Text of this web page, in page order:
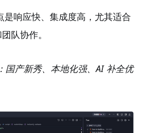
是响应快、集成度高，尤其适合
队协作。
国产新秀、本地化强、AI 补全优